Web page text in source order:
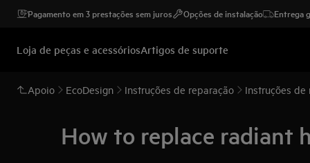
Pagamento em 3 prestações sem juros Opções de instalação Entrega
Loja de peças e acessóriosArtigos de suporte
Apoio EcoDesign Instruções de reparação Instruções de
How to replace radiant